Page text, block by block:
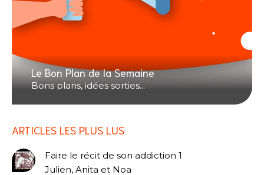
Le Bon Plan de la Semaine
Bons plans, idées sorties...
ARTICLES LES PLUS LUS
Faire le récit de son addiction 1
Julien, Anita et Noa